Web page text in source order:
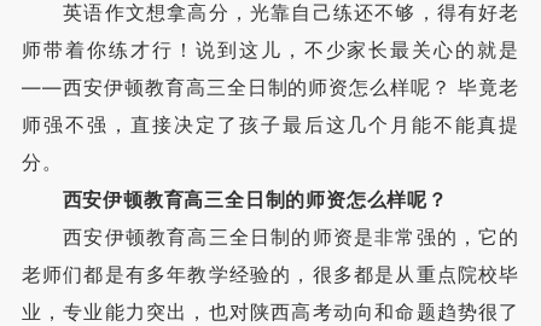
英语作文想拿高分，光靠自己练还不够，得有好老
师带着你练才行！说到这儿，不少家长最关心的就是
——西安伊顿教育高三全日制的师资怎么样呢？ 毕竟老
师强不强，直接决定了孩子最后这几个月能不能真提
分。
西安伊顿教育高三全日制的师资怎么样呢？
西安伊顿教育高三全日制的师资是非常强的，它的
老师们都是有多年教学经验的，很多都是从重点院校毕
业，专业能力突出，也对陕西高考动向和命题趋势很了